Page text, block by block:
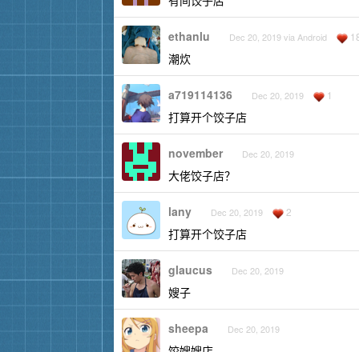
ethanlu Dec 20, 2019 via Android
潮炊
a719114136 Dec 20, 2019 1
打算开个饺子店
november Dec 20, 2019
大佬饺子店？
lany Dec 20, 2019 2
打算开个饺子店
glaucus Dec 20, 2019
嫂子
sheepa Dec 20, 2019